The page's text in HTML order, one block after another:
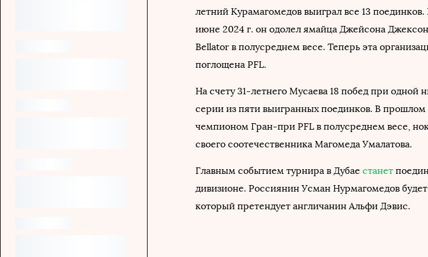
летний Курамагомедов выиграл все 13
июне 2024 г. он одолел ямайца Джейсона
Bellator в полусреднем весе. Теперь эта
поглощена PFL.
На счету 31-летнего Мусаева 18 побед при одной
серии из пяти выигранных поединков. В прошлом
чемпионом Гран-при PFL в полусреднем весе,
своего соотечественника Магомеда Умалатова.
Главным событием турнира в Дубае станет
дивизионе. Россиянин Усман Нурмагомедов
который претендует англичанин Альфи Дэвис.